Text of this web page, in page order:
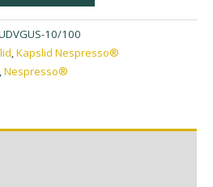
10/100
,Kapslid Nespresso®
,Nespresso®